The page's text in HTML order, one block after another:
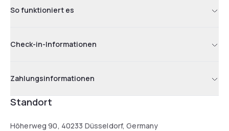
So funktioniert es
Check-in-Informationen
Zahlungsinformationen
Standort
Höherweg 90, 40233 Düsseldorf, Germany